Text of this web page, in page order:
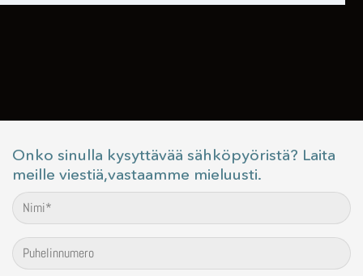
Onko sinulla kysyttävää sähköpyöristä? Laita
meille viestiä,vastaamme mieluusti.